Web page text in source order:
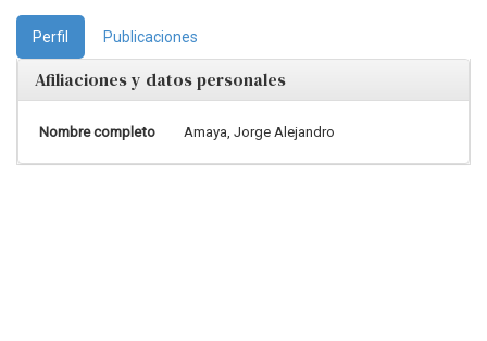
Perfil Publicaciones
Afiliaciones y datos personales
Nombre completo Amaya, Jorge Alejandro